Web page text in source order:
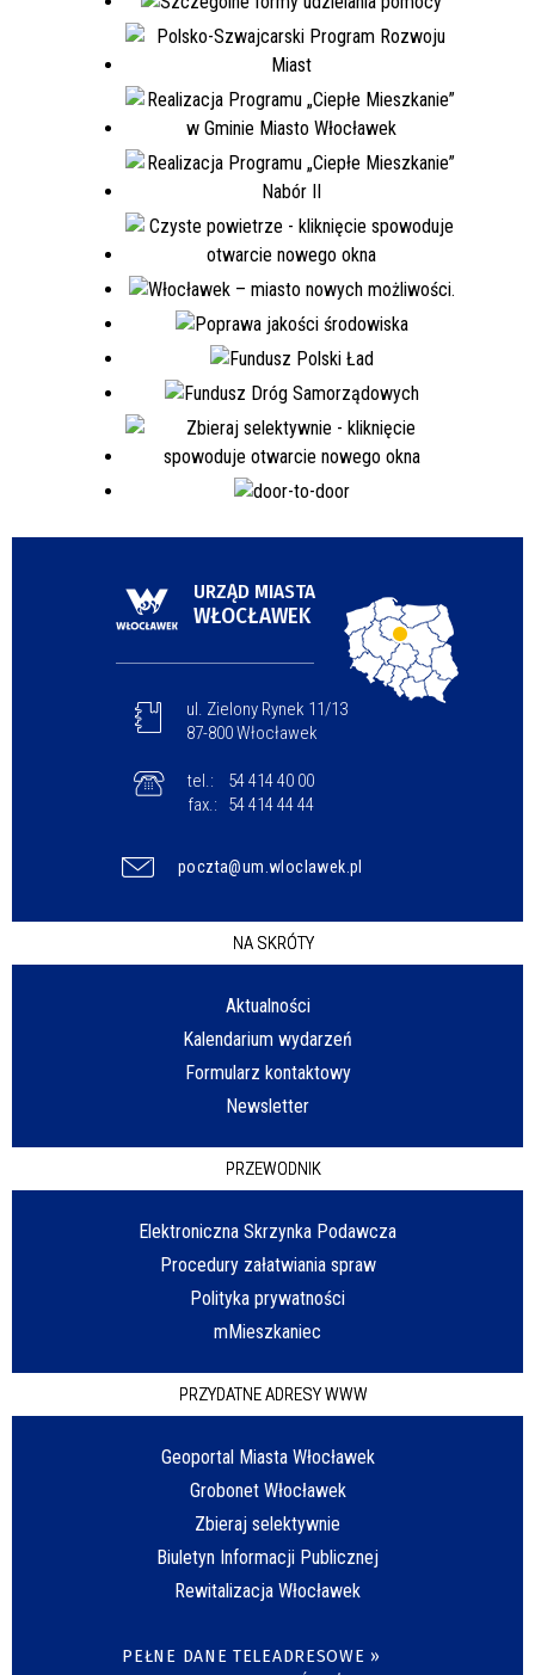
URZĄD MIASTA
WŁOCŁAWEK
ul. Zielony Rynek 11/13
87-800 Włocławek
tel.:
54 414 40 00
fax.:
54 414 44 44
poczta@um.wloclawek.pl
NA SKRÓTY
Aktualności
Kalendarium wydarzeń
Formularz kontaktowy
Newsletter
PRZEWODNIK
Elektroniczna Skrzynka Podawcza
Procedury załatwiania spraw
Polityka prywatności
mMieszkaniec
PRZYDATNE ADRESY WWW
Geoportal Miasta Włocławek
Grobonet Włocławek
Zbieraj selektywnie
Biuletyn Informacji Publicznej
Rewitalizacja Włocławek
PEŁNE DANE TELEADRESOWE »